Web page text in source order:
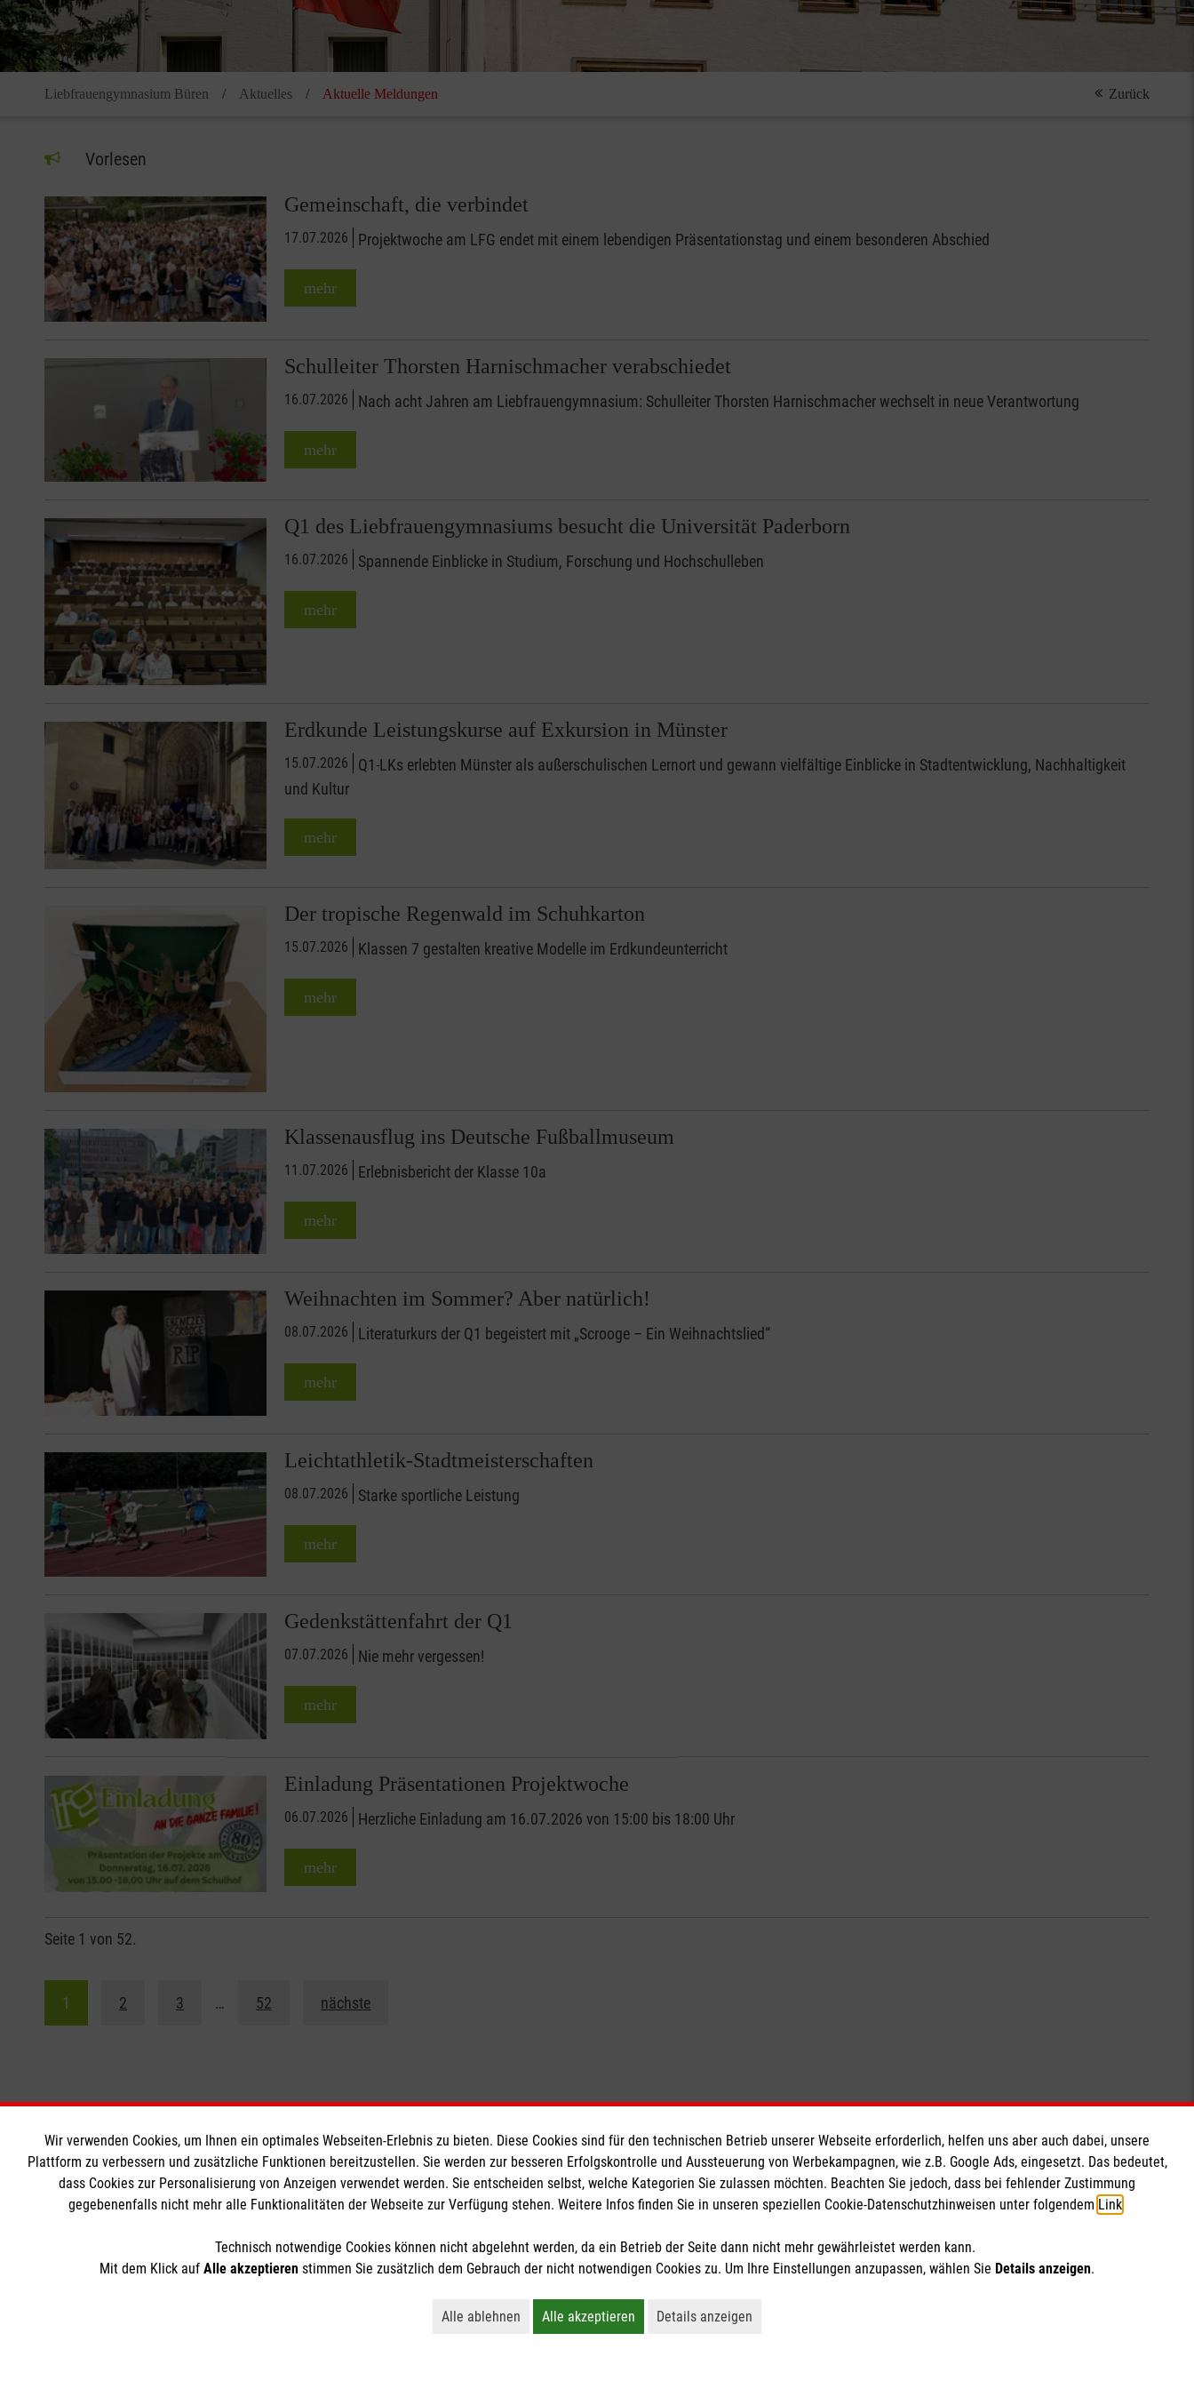
Liebfrauengymnasium Büren Aktuelles Aktuelle Meldungen Zurück
Vorlesen
Gemeinschaft, die verbindet
17.07.2026 Projektwoche am LFG endet mit einem lebendigen Präsentationstag und einem besonderen Abschied
mehr
Schulleiter Thorsten Harnischmacher verabschiedet
16.07.2026 Nach acht Jahren am Liebfrauengymnasium: Schulleiter Thorsten Harnischmacher wechselt in neue Verantwortung
mehr
Q1 des Liebfrauengymnasiums besucht die Universität Paderborn
16.07.2026 Spannende Einblicke in Studium, Forschung und Hochschulleben
mehr
Erdkunde Leistungskurse auf Exkursion in Münster
15.07.2026
Q1-LKs erlebten Münster als außerschulischen Lernort und gewann vielfältige Einblicke in Stadtentwicklung, Nachhaltigkeit
und Kultur
mehr
Der tropische Regenwald im Schuhkarton
15.07.2026 Klassen 7 gestalten kreative Modelle im Erdkundeunterricht
mehr
Klassenausflug ins Deutsche Fußballmuseum
11.07.2026 Erlebnisbericht der Klasse 10a
mehr
Weihnachten im Sommer? Aber natürlich!
08.07.2026 Literaturkurs der Q1 begeistert mit „Scrooge – Ein Weihnachtslied“
mehr
Leichtathletik-Stadtmeisterschaften
08.07.2026 Starke sportliche Leistung
mehr
Gedenkstättenfahrt der Q1
07.07.2026 Nie mehr vergessen!
mehr
Einladung Präsentationen Projektwoche
06.07.2026 Herzliche Einladung am 16.07.2026 von 15:00 bis 18:00 Uhr
mehr
Seite 1 von 52.
1 2 3 … 52 nächste
Das Liebfrauengymnasium
Downloads
Soziale Netzwerke
Informationen
Kontakt
Datenschutz
Institutionelles Schutzkonzept
Malteser
Malteser Werke
Kontakt
Privates Liebfrauengymnasium
33142 Büren
Tel. (02951) 98 36 0
Wir verwenden Cookies, um Ihnen ein optimales Webseiten-Erlebnis zu bieten. Diese Cookies sind für den technischen Betrieb unserer Webseite erforderlich, helfen uns aber auch dabei, unsere
Plattform zu verbessern und zusätzliche Funktionen bereitzustellen. Sie werden zur besseren Erfolgskontrolle und Aussteuerung von Werbekampagnen, wie z.B. Google Ads, eingesetzt. Das bedeutet,
dass Cookies zur Personalisierung von Anzeigen verwendet werden. Sie entscheiden selbst, welche Kategorien Sie zulassen möchten. Beachten Sie jedoch, dass bei fehlender Zustimmung
gegebenenfalls nicht mehr alle Funktionalitäten der Webseite zur Verfügung stehen. Weitere Infos finden Sie in unseren speziellen Cookie-Datenschutzhinweisen unter folgendem Link
Technisch notwendige Cookies können nicht abgelehnt werden, da ein Betrieb der Seite dann nicht mehr gewährleistet werden kann.
Mit dem Klick auf Alle akzeptieren stimmen Sie zusätzlich dem Gebrauch der nicht notwendigen Cookies zu. Um Ihre Einstellungen anzupassen, wählen Sie Details anzeigen.
Alle ablehnen
Lehnt alle nicht-essentiellen Cookies ab
Alle akzeptieren
Akzeptiert alle Cookies einschließlich Marketing und Analyse
Details anzeigen